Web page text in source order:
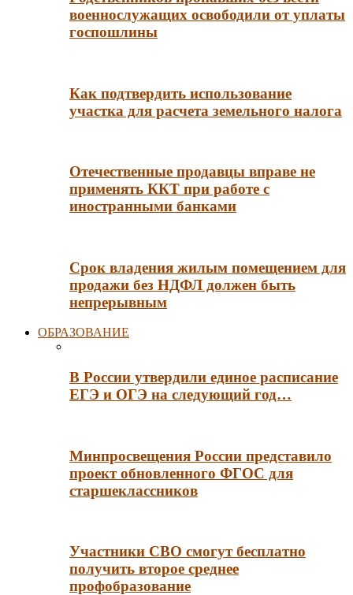
военнослужащих освободили от уплаты
госпошлины
Как подтвердить использование
участка для расчета земельного налога
Отечественные продавцы вправе не
применять ККТ при работе с
иностранными банками
Срок владения жилым помещением для
продажи без НДФЛ должен быть
непрерывным
ОБРАЗОВАНИЕ
В России утвердили единое расписание
ЕГЭ и ОГЭ на следующий год…
Минпросвещения России представило
проект обновленного ФГОС для
старшеклассников
Участники СВО смогут бесплатно
получить второе среднее
профобразование